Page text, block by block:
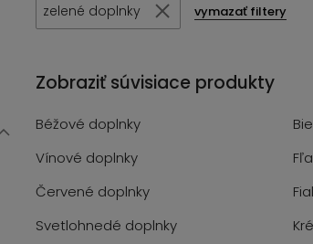
zelené doplnky vymazať filtery
Zobraziť súvisiace produkty
Béžové doplnky
Vínové doplnky
Červené doplnky
Svetlohnedé doplnky